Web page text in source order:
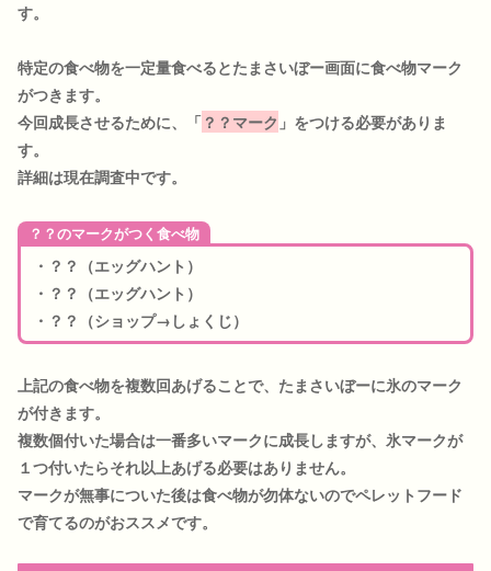
す。
特定の食べ物を一定量食べるとたまさいぼー画面に食べ物マーク
がつきます。
今回成長させるために、「 ？？マーク 」をつける必要がありま
す。
詳細は現在調査中です。
？？のマークがつく食べ物
・？？（エッグハント）
・？？（エッグハント）
・？？（ショップ→しょくじ）
上記の食べ物を複数回あげることで、たまさいぼーに氷のマーク
が付きます。
複数個付いた場合は一番多いマークに成長しますが、氷マークが
１つ付いたらそれ以上あげる必要はありません。
マークが無事についた後は食べ物が勿体ないのでペレットフード
で育てるのがおススメです。